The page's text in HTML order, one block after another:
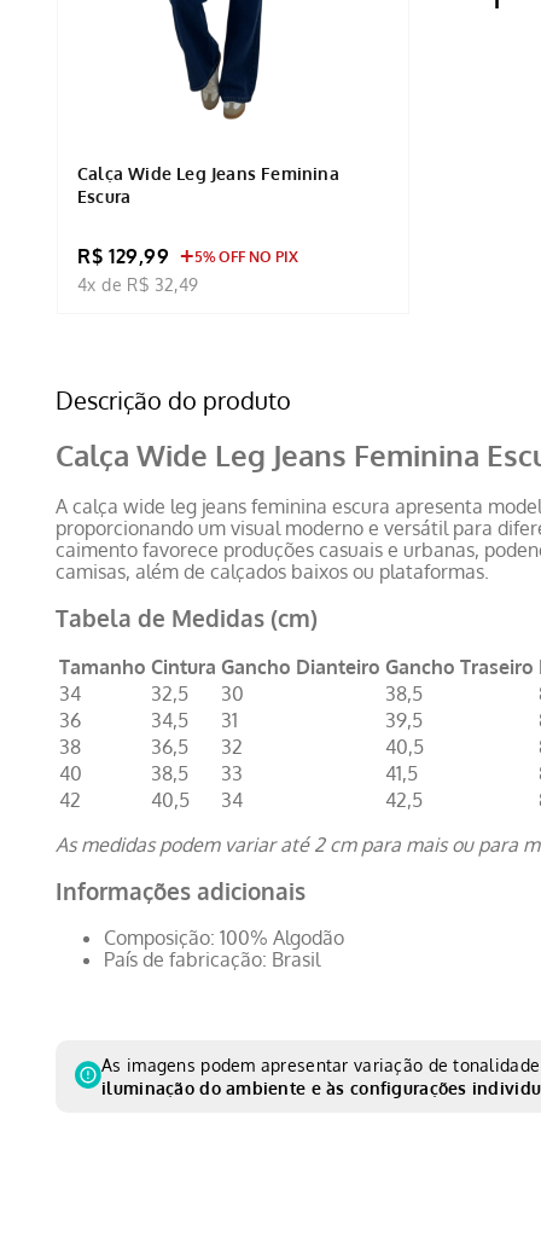
Calça Wide Leg Jeans Feminina
Escura
R$ 129,99 5% OFF NO PIX
4x de R$ 32,49
Descrição do produto
Calça Wide Leg Jeans Feminina
A calça wide leg jeans feminina escura apresenta
proporcionando um visual moderno e versátil para
caimento favorece produções casuais e urbanas,
camisas, além de calçados baixos ou plataformas.
Tabela de Medidas (cm)
Tamanho Cintura Gancho Dianteiro Gancho Traseiro
34
32,5 30 38,5
36
34,5 31 39,5
38
36,5 32 40,5
40
38,5 33 41,5
42
40,5 34 42,5
As medidas podem variar até 2 cm para mais ou para
Informações adicionais
Composição: 100% Algodão
País de fabricação: Brasil
As imagens podem apresentar variação de
iluminação do ambiente e às configurações